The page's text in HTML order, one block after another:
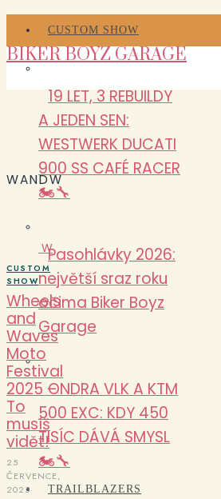
CUSTOM SHOW
19 LET, 3 REBUILDY
A JEDEN SEN:
WESTWERK DUCATI
900 SS CAFÉ RACER
🏍️🔧
Pasohlávky 2026:
největší sraz roku
očima Biker Boyz
Garage
ONDRA VLK A KTM
500 EXC: KDY 450
TISÍC DÁVÁ SMYSL
🏍️🔧
TRAILBLAZERS
BIKER BOYZ GARAGE
WANDW
W
CUSTOM
SHOW
Wheels
and
Waves
Moto
Festival
2025 –
To
musíš
vidět!
25
ČERVENCE,
2025